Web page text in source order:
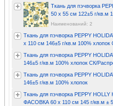
Ткань для пэчворка
50 x 55 см 122±5 г/кв.м
Наименований: 2
Ткань для пэчворка PEPPY
x 110 см 146±5 г/кв.м 100%
Ткань для пэчворка PEPPY
146±5 г/кв.м 100% хлопок СК/
Ткань для пэчворка PEPPY
146±5 г/кв.м 100% хлопок
Ткань для пэчворка PEPPY HOLLY
ФАСОВКА 60 x 110 см 145 г/кв.м ±